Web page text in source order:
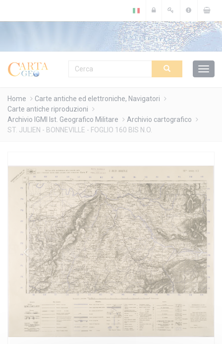
Home
Carte antiche ed elettroniche, Navigatori
Carte antiche riproduzioni
Archivio IGMI Ist. Geografico Militare
Archivio cartografico
ST. JULIEN - BONNEVILLE - FOGLIO 160 BIS N.O.